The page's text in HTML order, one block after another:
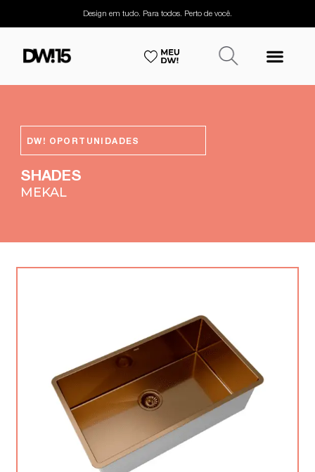
Design em tudo. Para todos. Perto de você.
DW! OPORTUNIDADES
SHADES
MEKAL